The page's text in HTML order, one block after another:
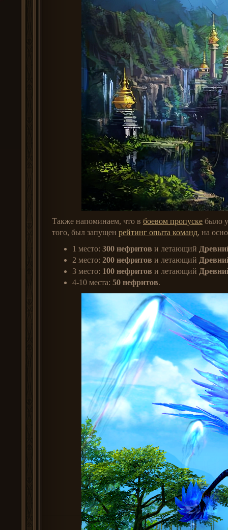
Также напоминаем, что в боевом пропуске было
того, был запущен рейтинг опыта команд, на
1 место: 300 нефритов и летающий
2 место: 200 нефритов и летающий
3 место: 100 нефритов и летающий
4-10 места: 50 нефритов.